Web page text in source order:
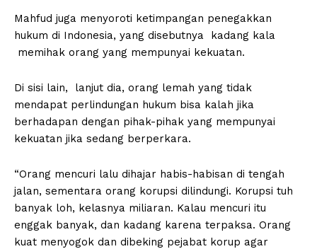
Mahfud juga menyoroti ketimpangan penegakkan
hukum di Indonesia, yang disebutnya kadang kala
memihak orang yang mempunyai kekuatan.
Di sisi lain, lanjut dia, orang lemah yang tidak
mendapat perlindungan hukum bisa kalah jika
berhadapan dengan pihak-pihak yang mempunyai
kekuatan jika sedang berperkara.
“Orang mencuri lalu dihajar habis-habisan di tengah
jalan, sementara orang korupsi dilindungi. Korupsi tuh
banyak loh, kelasnya miliaran. Kalau mencuri itu
enggak banyak, dan kadang karena terpaksa. Orang
kuat menyogok dan dibeking pejabat korup agar